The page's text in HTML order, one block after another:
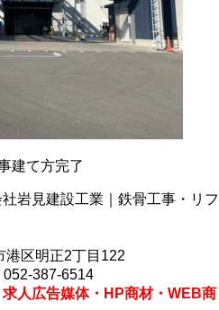
建て方完了
岩見建設工業｜鉄骨工事・リフ
区明正2丁目122
387-6514
人広告媒体・HP商材・WEB商